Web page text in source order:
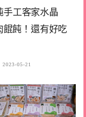
手工客家水晶
餛飩！還有好吃
2023-05-21